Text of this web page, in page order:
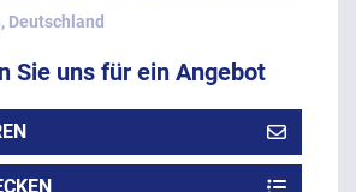
Deutschland
Sie uns für ein Angebot